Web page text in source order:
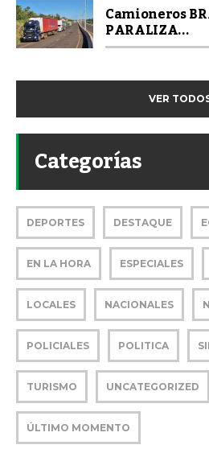
Camioneros
PARALIZA...
VER
Categorías
DEPORTES DESTAQUE
EN LA HORA ESPECIALES
LOCALES NACIONALES
POLICIALES POLITICA
TURISMO UNCATEGORIZED
ÚLTIMO MOMENTO